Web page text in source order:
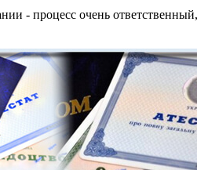
- процесс очень